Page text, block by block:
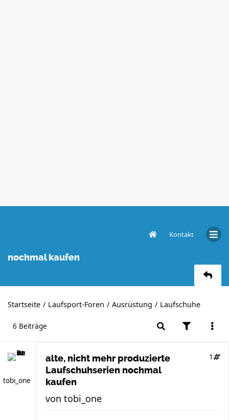
Kontakt
alte, nicht mehr produzierte Laufschuhserien
nochmal kaufen
Startseite Laufsport-Foren Ausrüstung Laufschuhe
6 Beiträge
tobi_one
alte, nicht mehr produzierte
Laufschuhserien nochmal
kaufen
1
von tobi_one